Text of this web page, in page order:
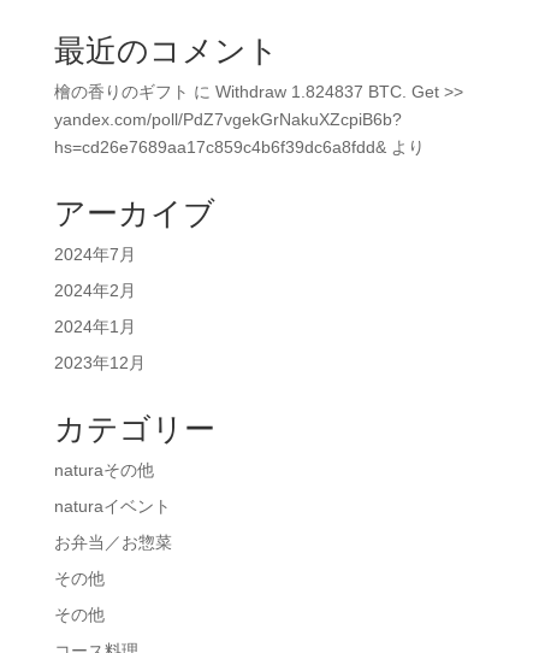
最近のコメント
檜の香りのギフト に Withdraw 1.824837 BTC. Get >>
yandex.com/poll/PdZ7vgekGrNakuXZcpiB6b?
hs=cd26e7689aa17c859c4b6f39dc6a8fdd&より
アーカイブ
2024年7月
2024年2月
2024年1月
2023年12月
カテゴリー
naturaその他
naturaイベント
お弁当／お惣菜
その他
その他